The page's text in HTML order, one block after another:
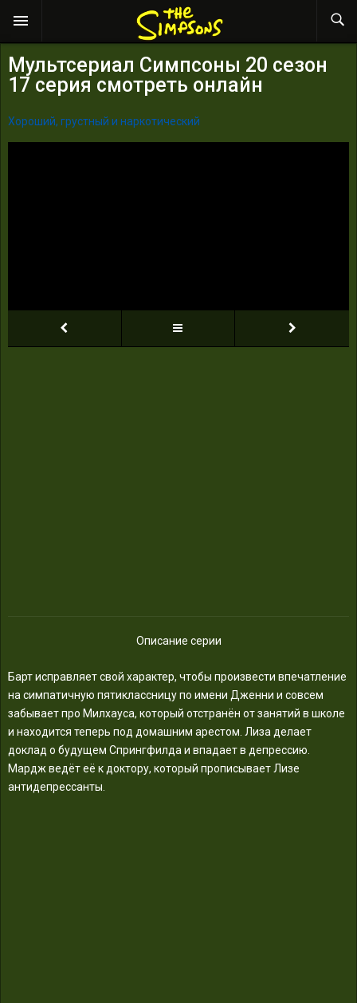
Мультсериал Симпсоны 20 сезон
17 серия смотреть онлайн
Хороший, грустный и наркотический
Описание серии
Барт исправляет свой характер, чтобы произвести впечатление
на симпатичную пятиклассницу по имени Дженни и совсем
забывает про Милхауса, который отстранён от занятий в школе
и находится теперь под домашним арестом. Лиза делает
доклад о будущем Спрингфилда и впадает в депрессию.
Мардж ведёт её к доктору, который прописывает Лизе
антидепрессанты.